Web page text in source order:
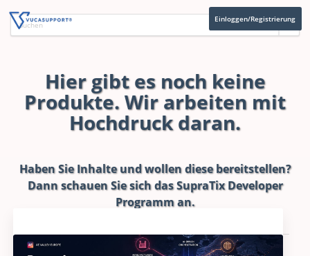
Einloggen/Registrierung
Hier gibt es noch keine
Produkte. Wir arbeiten mit
Hochdruck daran.
Haben Sie Inhalte und wollen diese bereitstellen?
Dann schauen Sie sich dasSupraTix Developer
Programman.